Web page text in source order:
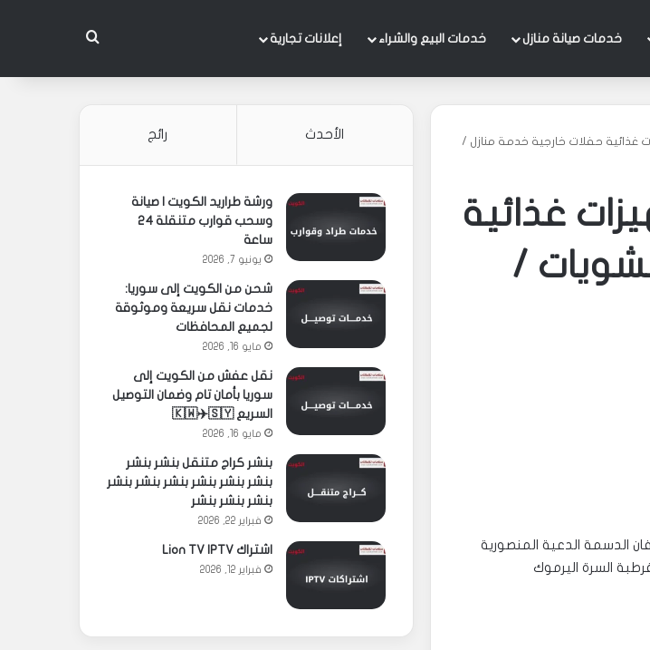
خدمات صيانة منازل خدمات البيع والشراء إعلانات تجارية بحث عن
55412771 / تجهيزات غذائية حفلات خارجية خدمة منازل /
/ تجهيزات غذائية
/
الدسمة الدعية المنصورية
السرة اليرموك
الأحدث رائج
ورشة طراريد الكويت | صيانة
وسحب قوارب متنقلة 24
ساعة
يونيو 7, 2026
شحن من الكويت إلى سوريا:
خدمات نقل سريعة وموثوقة
لجميع المحافظات
مايو 16, 2026
نقل عفش من الكويت إلى
سوريا بأمان تام وضمان التوصيل
السريع 🇰🇼✈️🇸🇾
مايو 16, 2026
بنشر كراج متنقل بنشر بنشر
بنشر بنشر بنشر بنشر بنشر بنشر
بنشر بنشر بنشر
فبراير 22, 2026
اشتراك Lion TV IPTV
فبراير 12, 2026